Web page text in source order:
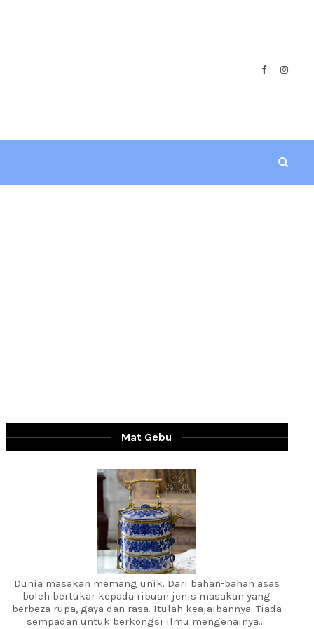
Mat Gebu
Dunia masakan memang unik. Dari bahan-bahan asas
boleh bertukar kepada ribuan jenis masakan yang
berbeza rupa, gaya dan rasa. Itulah keajaibannya. Tiada
sempadan untuk berkongsi ilmu mengenainya....